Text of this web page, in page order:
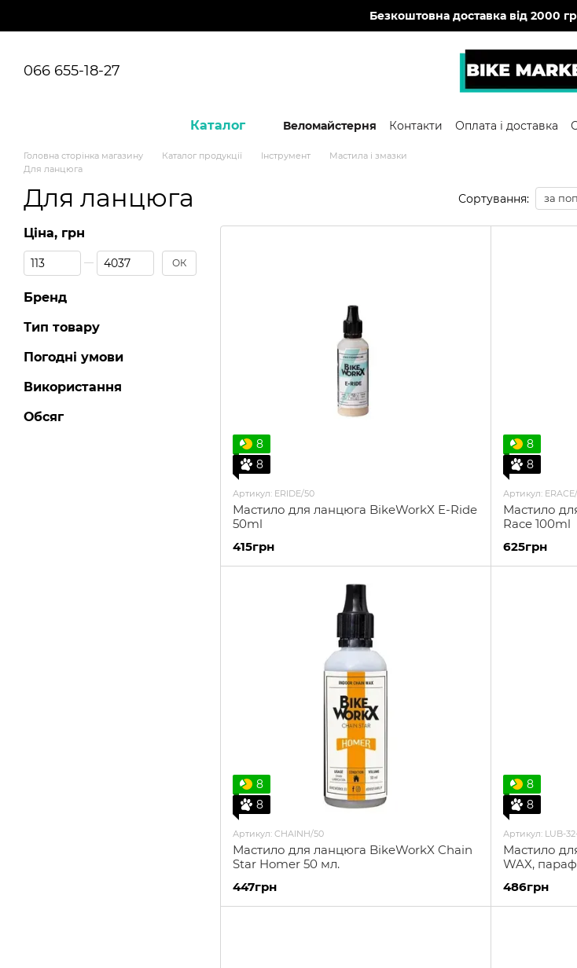
Безкоштовна доставка від 2000
066 655-18-27
Каталог Веломайстерня Контакти Оплата і доставка
Головна сторінка магазину Каталог продукції Інструмент
Мастила і змазки
Для ланцюга
Для ланцюга Сортування: за
8
8
Артикул: ERIDE/50
Мастило для ланцюга BikeWorkX E-Ride
50ml
415грн
8
8
Артикул:
Мастило
Race 100ml
625грн
8
8
Артикул: CHAINH/50
Мастило для ланцюга BikeWorkX Chain
Star Homer 50 мл.
447грн
8
8
Артикул: LUB-
Мастило
WAX,
486грн
Ціна, грн
Від Ціна, грн
До Ціна, грн ОК
Бренд
Тип товару
Погодні умови
Використання
Обсяг